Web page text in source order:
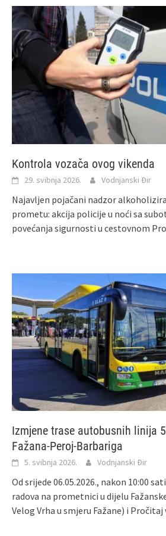
Kontrola vozača ovog vikenda
29. svibnja 2026. Vodnjanski Đir
Najavljen pojačani nadzor
prometu: akcija policije u noći sa
povećanja sigurnosti u cestovnom
Izmjene trase autobusnih linija
Fažana-Peroj-Barbariga
5. svibnja 2026. Vodnjanski Đir
Od srijede 06.05.2026., nakon 10:00
radova na prometnici u dijelu
Velog Vrha u smjeru Fažane) i Pročitaj